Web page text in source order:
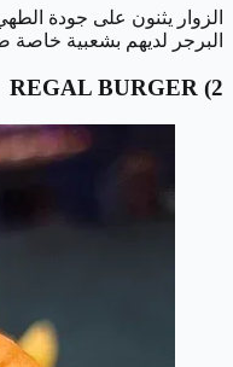
الزوار يثنون على جودة
البرجر لديهم بشعبية خاصة
2)
REGAL BURGER